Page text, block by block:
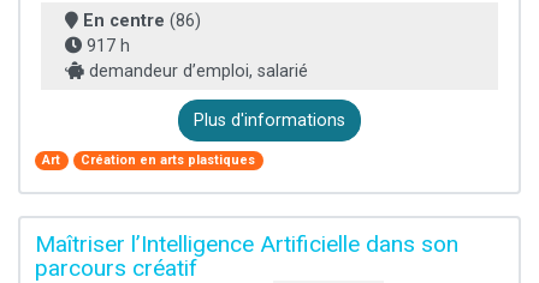
En centre (86)
917 h
demandeur d’emploi, salarié
Plus d'informations
Art Création en arts plastiques
Maîtriser l’Intelligence Artificielle dans son
parcours créatif